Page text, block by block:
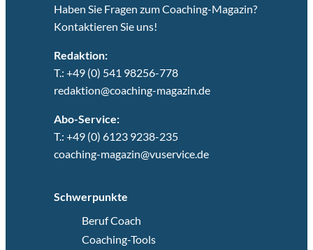
Haben Sie Fragen zum Coaching-Magazin?
Kontaktieren Sie uns!
Redaktion:
T.: +49 (0) 541 98256-778
redaktion@coaching-magazin.de
Abo-Service:
T.: +49 (0) 6123 9238-235
coaching-magazin@vuservice.de
Schwerpunkte
Beruf Coach
Coaching-Tools